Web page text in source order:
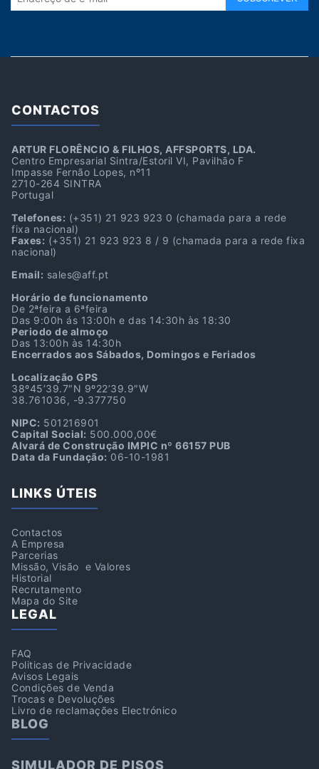
CONTACTOS
ARTUR FLORÊNCIO & FILHOS, AFFSPORTS, LDA.
Centro Empresarial Sintra/Estoril VI, Pavilhão F
Impasse Fernão Lopes, nº11
2710-264 SINTRA
Portugal
Telefones: (+351) 21 923 923 0 (chamada para a rede
fixa nacional)
Faxes: (+351) 21 923 923 8 / 9 (chamada para a rede fixa
nacional)
Email: sales@aff.pt
Horário de funcionamento
De 2ªfeira a 6ªfeira
Das 9:00h ás 13:00h e das 14:30h às 18:30
Periodo de almoço
Das 13:00h às 14:30h
Encerrados aos Sábados, Domingos e Feriados
Localização GPS
38º45’39.7″N 9º22’39.9″W
38.761036, -9.377750
NIPC: 501216901
Capital Social: 500.000,00€
Alvará de Construção IMPIC nº 66157 PUB
Data da Fundação: 06-10-1981
LINKS ÚTEIS
Contactos
A Empresa
Parcerias
Missão, Visão e Valores
Historial
Recrutamento
Mapa do Site
LEGAL
FAQ
Politicas de Privacidade
Avisos Legais
Condições de Venda
Trocas e Devoluções
Livro de reclamações Electrónico
BLOG
SIMULADOR DE PISOS